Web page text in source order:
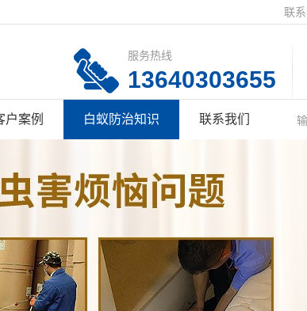
联
服务热线
13640303655
户案例 白蚁防治知识 联系我们